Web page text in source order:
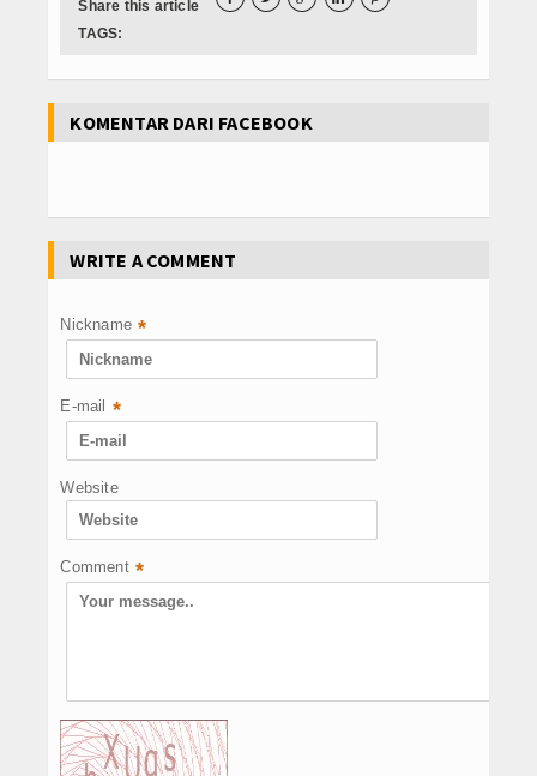
Share this article
TAGS:
KOMENTAR DARI FACEBOOK
WRITE A COMMENT
Nickname *
E-mail *
Website
Comment *